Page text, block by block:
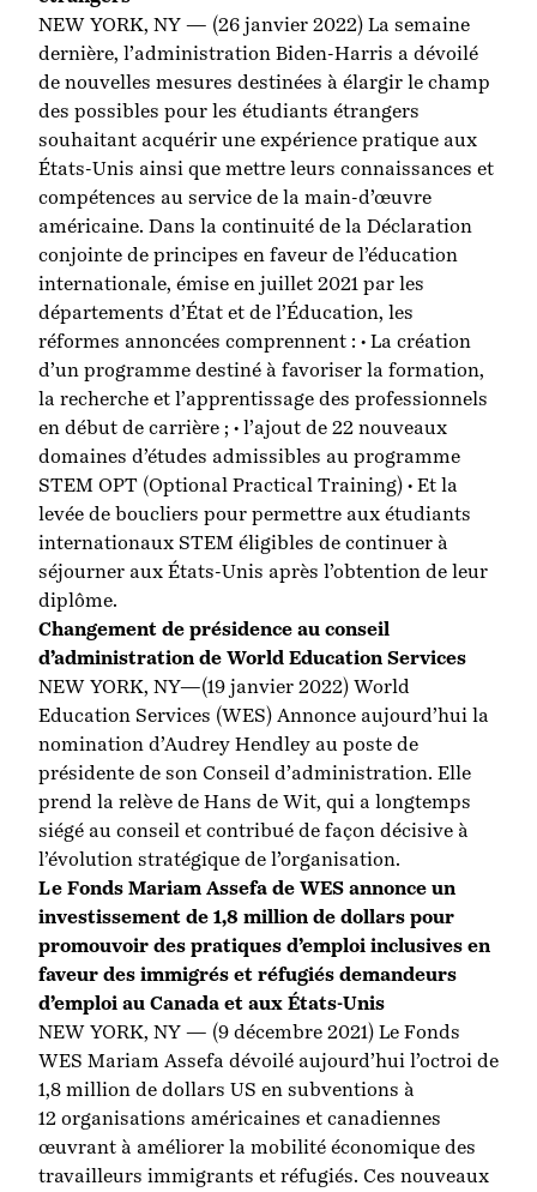
NEW YORK, NY — (26 janvier 2022) La semaine
dernière, l’administration Biden-Harris a dévoilé
de nouvelles mesures destinées à élargir le champ
des possibles pour les étudiants étrangers
souhaitant acquérir une expérience pratique aux
États-Unis ainsi que mettre leurs connaissances et
compétences au service de la main-d’œuvre
américaine. Dans la continuité de la Déclaration
conjointe de principes en faveur de l’éducation
internationale, émise en juillet 2021 par les
départements d’État et de l’Éducation, les
réformes annoncées comprennent : • La création
d’un programme destiné à favoriser la formation,
la recherche et l’apprentissage des professionnels
en début de carrière ; • l’ajout de 22 nouveaux
domaines d’études admissibles au programme
STEM OPT (Optional Practical Training) • Et la
levée de boucliers pour permettre aux étudiants
internationaux STEM éligibles de continuer à
séjourner aux États-Unis après l’obtention de leur
diplôme.
Changement de présidence au conseil
d’administration de World Education Services
NEW YORK, NY—(19 janvier 2022) World
Education Services (WES) Annonce aujourd’hui la
nomination d’Audrey Hendley au poste de
présidente de son Conseil d’administration. Elle
prend la relève de Hans de Wit, qui a longtemps
siégé au conseil et contribué de façon décisive à
l’évolution stratégique de l’organisation.
Le Fonds Mariam Assefa de WES annonce un
investissement de 1,8 million de dollars pour
promouvoir des pratiques d’emploi inclusives en
faveur des immigrés et réfugiés demandeurs
d’emploi au Canada et aux États-Unis
NEW YORK, NY — (9 décembre 2021) Le Fonds
WES Mariam Assefa dévoilé aujourd’hui l’octroi de
1,8 million de dollars US en subventions à
12 organisations américaines et canadiennes
œuvrant à améliorer la mobilité économique des
travailleurs immigrants et réfugiés. Ces nouveaux